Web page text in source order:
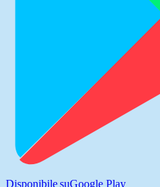
Disponibile suGoogle Play